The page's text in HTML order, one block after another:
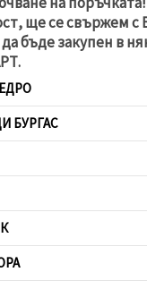
ще се свържем с
бъде закупен в
БУРГАС